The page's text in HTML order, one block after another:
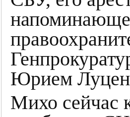
Юрием
Михо сейчас